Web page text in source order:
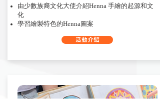
由少數族裔文化大使介紹Henna 手繪的起源和文
化
學習繪製特色的Henna圖案
活動介紹